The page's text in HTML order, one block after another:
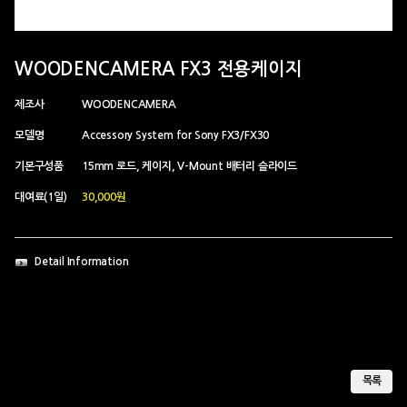
WOODENCAMERA FX3 전용케이지
제조사 WOODENCAMERA
모델명 Accessory System for Sony FX3/FX30
기본구성품 15mm 로드, 케이지, V-Mount 배터리 슬라이드
대여료(1일) 30,000원
Detail Information
목록